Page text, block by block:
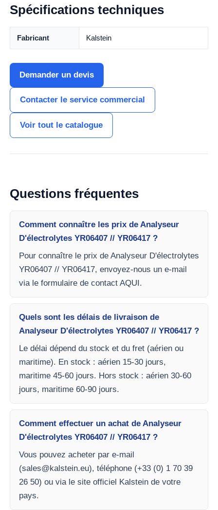
Spécifications techniques
Fabricant Kalstein
Demander un devis
Contacter le service commercial
Voir tout le catalogue
Questions fréquentes
Comment connaître les prix de Analyseur
D'électrolytes YR06407 // YR06417 ?
Pour connaître le prix de Analyseur D'électrolytes
YR06407 // YR06417, envoyez-nous un e-mail
via le formulaire de contact AQUI.
Quels sont les délais de livraison de
Analyseur D'électrolytes YR06407 // YR06417 ?
Le délai dépend du stock et du fret (aérien ou
maritime). En stock : aérien 15-30 jours,
maritime 45-60 jours. Hors stock : aérien 30-60
jours, maritime 60-90 jours.
Comment effectuer un achat de Analyseur
D'électrolytes YR06407 // YR06417 ?
Vous pouvez acheter par e-mail
(sales@kalstein.eu), téléphone (+33 (0) 1 70 39
26 50) ou via le site officiel Kalstein de votre
pays.